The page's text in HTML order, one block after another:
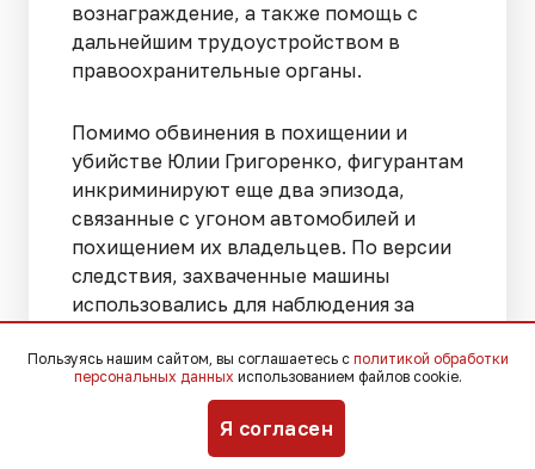
вознаграждение, а также помощь с
дальнейшим трудоустройством в
правоохранительные органы.
Помимо обвинения в похищении и
убийстве Юлии Григоренко, фигурантам
инкриминируют еще два эпизода,
связанные с угоном автомобилей и
похищением их владельцев. По версии
следствия, захваченные машины
использовались для наблюдения за
преступления, после чего владельцев
автомобилей отпускали.
Больше новостей о судебных делах,
Пользуясь нашим сайтом, вы соглашаетесь с политикой обработки
персональных данных использованием файлов cookie.
Я согласен